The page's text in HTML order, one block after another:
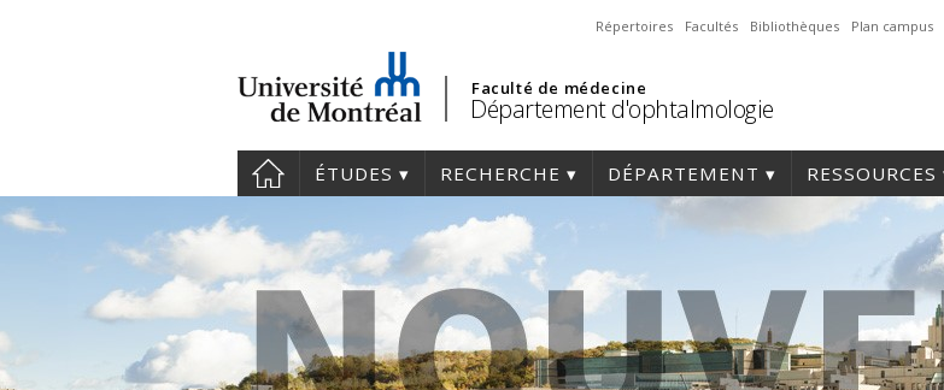
Répertoires Facultés Bibliothèques Plan campus
Faculté de médecine
Département d'ophtalmologie
ÉTUDES RECHERCHE DÉPARTEMENT RESSOURCES